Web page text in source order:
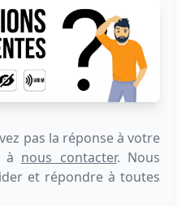
pas la réponse à votre
à nous contacter. Nous
et répondre à toutes